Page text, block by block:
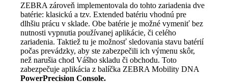
ZEBRA zároveň implementovala do tohto zariadenia dve
batérie: klasickú a tzv. Extended batériu vhodnú pre
dlhšiu prácu v sklade. Obe batérie je možné vymeniť bez
nutnosti vypnutia používanej aplikácie, či celého
zariadenia. Taktiež tu je možnosť sledovania stavu batérií
počas prevádzky, aby ste zabezpečili ich výmenu skôr,
než narušia chod Vášho skladu či obchodu. Toto
zabezpečuje aplikácia z balíčka ZEBRA Mobility DNA
PowerPrecision Console.